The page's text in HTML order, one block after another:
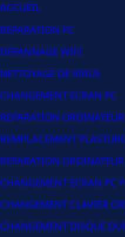
ACCUEIL
REPARATION PC
DEPANNAGE WIFI
NETTOYAGE DE VIRUS
CHANGEMENT ECRAN PC
REPARATION ORDINATEUR
REMPLACEMENT
REPARATION
CHANGEMENT ECRAN PC
CHANGEMENT CLAVIER
CHANGEMENT DISQUE